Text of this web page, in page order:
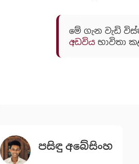
මේ ගැන වැඩි
අඩවිය භාවිතා
පසිඳු අබේසිංහ